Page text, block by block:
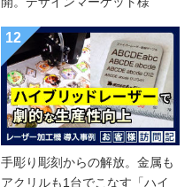
12
手彫り彫刻からの解放。金属も
アクリルも1台でこなす「ハイ